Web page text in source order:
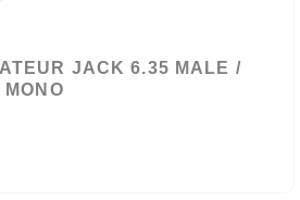
JACK 6.35 MALE /